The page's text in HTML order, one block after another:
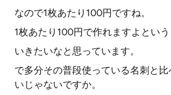
なので1枚あたり100円ですね。
1枚あたり100円で作れますよという
いきたいなと思っています。
で多分その普段使っている名刺と
いじゃないですか。